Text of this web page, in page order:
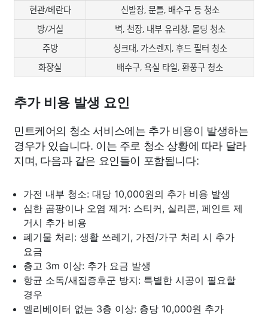
현관/베란다
신발장, 문틀, 배수구 등 청소
방/거실
벽, 천장, 내부 유리창, 몰딩 청소
주방
싱크대, 가스렌지, 후드 필터 청소
화장실
배수구, 욕실 타일, 환풍구 청소
추가 비용 발생 요인
민트케어의 청소 서비스에는 추가 비용이 발생하는
경우가 있습니다. 이는 주로 청소 상황에 따라 달라
지며, 다음과 같은 요인들이 포함됩니다:
가전 내부 청소: 대당 10,000원의 추가 비용 발생
심한 곰팡이나 오염 제거: 스티커, 실리콘, 페인트 제
거시 추가 비용
폐기물 처리: 생활 쓰레기, 가전/가구 처리 시 추가
요금
층고 3m 이상: 추가 요금 발생
항균 소독/새집증후군 방지: 특별한 시공이 필요할
경우
엘리베이터 없는 3층 이상: 층당 10,000원 추가